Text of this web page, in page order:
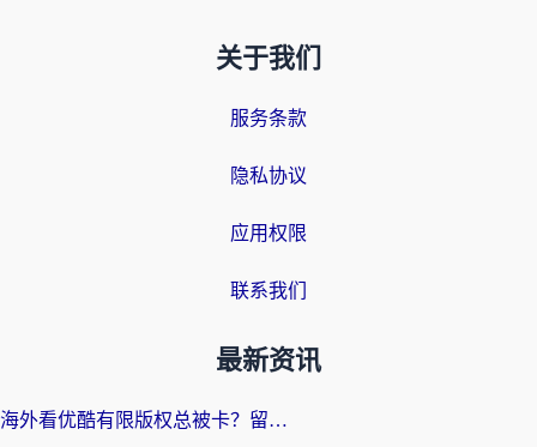
关于我们
服务条款
隐私协议
应用权限
联系我们
最新资讯
海外看优酷有限版权总被卡？留学生亲测有效的回国加速器选择指南